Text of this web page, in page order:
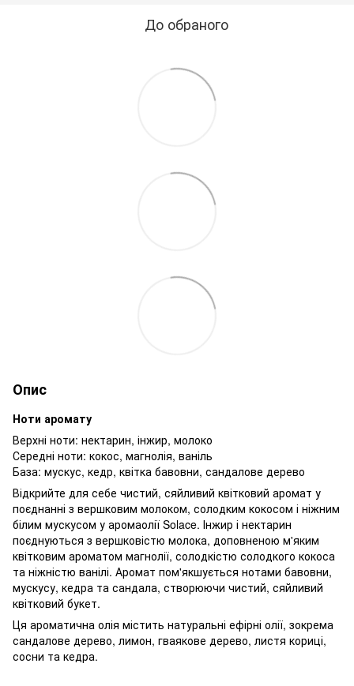
До обраного
Опис
Ноти аромату
Верхні ноти: нектарин, інжир, молоко
Середні ноти: кокос, магнолія, ваніль
База: мускус, кедр, квітка бавовни, сандалове дерево
Відкрийте для себе чистий, сяйливий квітковий аромат у
поєднанні з вершковим молоком, солодким кокосом і ніжним
білим мускусом у аромаолії Solace. Інжир і нектарин
поєднуються з вершковістю молока, доповненою м'яким
квітковим ароматом магнолії, солодкістю солодкого кокоса
та ніжністю ванілі. Аромат пом'якшується нотами бавовни,
мускусу, кедра та сандала, створюючи чистий, сяйливий
квітковий букет.
Ця ароматична олія містить натуральні ефірні олії, зокрема
сандалове дерево, лимон, гваякове дерево, листя кориці,
сосни та кедра.